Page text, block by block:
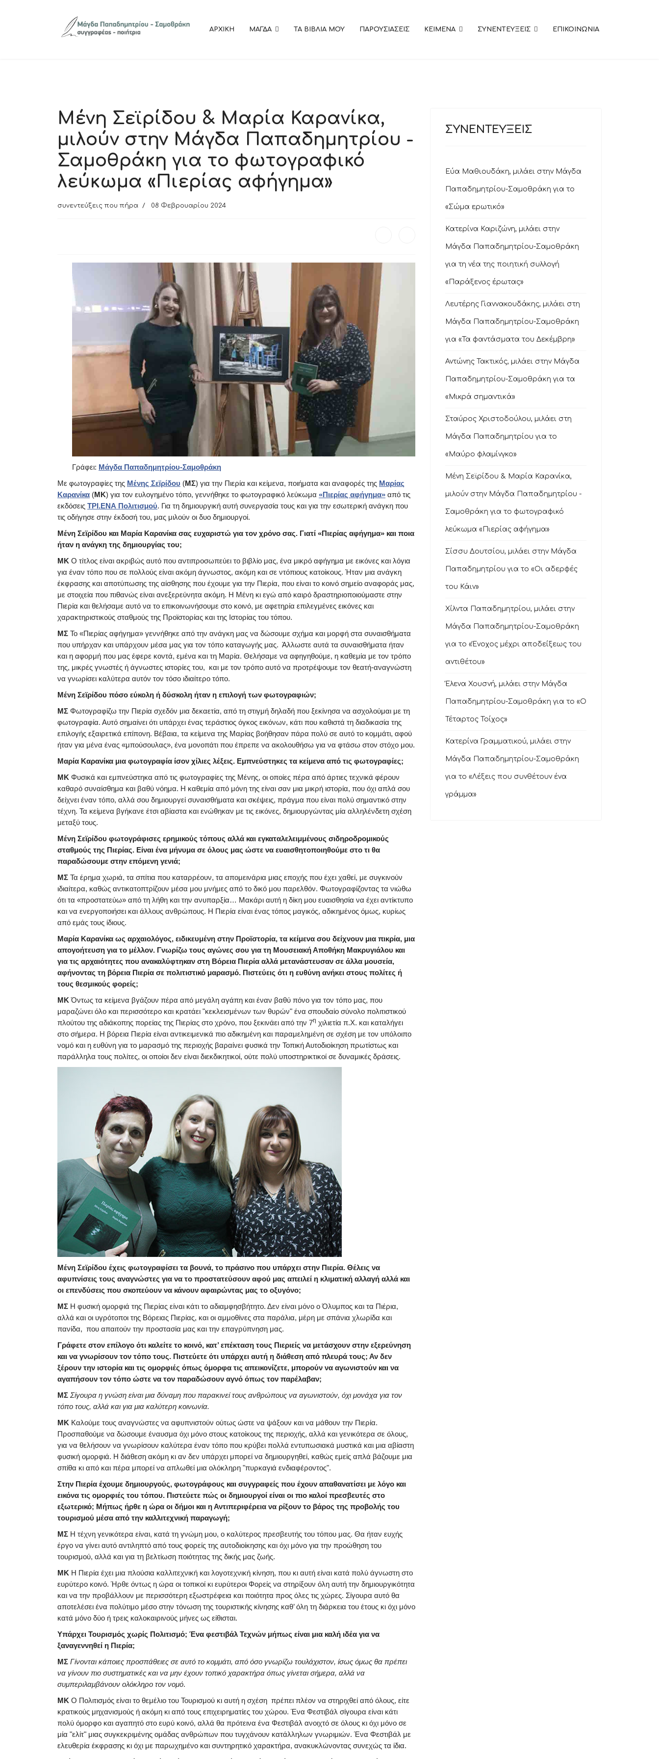
ΑΡΧΙΚΗ ΜΑΓΔΑ ΤΑ ΒΙΒΛΙΑ ΜΟΥ ΠΑΡΟΥΣΙΑΣΕΙΣ KEIMENA ΣΥΝΕΝΤΕΥΞΕΙΣ ΕΠΙΚΟΙΝΩΝΙΑ
Μένη Σεϊρίδου & Μαρία Καρανίκα,
μιλούν στην Μάγδα Παπαδημητρίου -
Σαμοθράκη για το φωτογραφικό
λεύκωμα «Πιερίας αφήγημα»
συνεντεύξεις που πήρα 08 Φεβρουαρίου 2024
Γράφει: Μάγδα Παπαδημητρίου-Σαμοθράκη
Με φωτογραφίες της Μένης Σεϊρίδου (ΜΣ) για την Πιερία και κείμενα, ποιήματα και αναφορές της Μαρίας
Καρανίκα (ΜΚ) για τον ευλογημένο τόπο, γεννήθηκε το φωτογραφικό λεύκωμα «Πιερίας αφήγημα» από τις
εκδόσεις ΤΡΙ.ΕΝΑ Πολιτισμού. Για τη δημιουργική αυτή συνεργασία τους και για την εσωτερική ανάγκη που
τις οδήγησε στην έκδοσή του, μας μιλούν οι δυο δημιουργοί.
Μένη Σεϊρίδου και Μαρία Καρανίκα σας ευχαριστώ για τον χρόνο σας. Γιατί «Πιερίας αφήγημα» και ποια
ήταν η ανάγκη της δημιουργίας του;
ΜΚ Ο τίτλος είναι ακριβώς αυτό που αντιπροσωπεύει το βιβλίο μας, ένα μικρό αφήγημα με εικόνες και λόγια
για έναν τόπο που σε πολλούς είναι ακόμη άγνωστος, ακόμη και σε ντόπιους κατοίκους. Ήταν μια ανάγκη
έκφρασης και αποτύπωσης της αίσθησης που έχουμε για την Πιερία, που είναι το κοινό σημείο αναφοράς μας,
με στοιχεία που πιθανώς είναι ανεξερεύνητα ακόμη. Η Μένη κι εγώ από καιρό δραστηριοποιούμαστε στην
Πιερία και θελήσαμε αυτό να το επικοινωνήσουμε στο κοινό, με αφετηρία επιλεγμένες εικόνες και
χαρακτηριστικούς σταθμούς της Προϊστορίας και της Ιστορίας του τόπου.
ΜΣ Το «Πιερίας αφήγημα» γεννήθηκε από την ανάγκη μας να δώσουμε σχήμα και μορφή στα συναισθήματα
που υπήρχαν και υπάρχουν μέσα μας για τον τόπο καταγωγής μας. Άλλωστε αυτά τα συναισθήματα ήταν
και η αφορμή που μας έφερε κοντά, εμένα και τη Μαρία. Θελήσαμε να αφηγηθούμε, η καθεμία με τον τρόπο
της, μικρές γνωστές ή άγνωστες ιστορίες του, και με τον τρόπο αυτό να προτρέψουμε τον θεατή-αναγνώστη
να γνωρίσει καλύτερα αυτόν τον τόσο ιδιαίτερο τόπο.
Μένη Σεϊρίδου πόσο εύκολη ή δύσκολη ήταν η επιλογή των φωτογραφιών;
ΜΣ Φωτογραφίζω την Πιερία σχεδόν μια δεκαετία, από τη στιγμή δηλαδή που ξεκίνησα να ασχολούμαι με τη
φωτογραφία. Αυτό σημαίνει ότι υπάρχει ένας τεράστιος όγκος εικόνων, κάτι που καθιστά τη διαδικασία της
επιλογής εξαιρετικά επίπονη. Βέβαια, τα κείμενα της Μαρίας βοήθησαν πάρα πολύ σε αυτό το κομμάτι, αφού
ήταν για μένα ένας «μπούσουλας», ένα μονοπάτι που έπρεπε να ακολουθήσω για να φτάσω στον στόχο μου.
Μαρία Καρανίκα μια φωτογραφία ίσον χίλιες λέξεις. Εμπνεύστηκες τα κείμενα από τις φωτογραφίες;
ΜΚ Φυσικά και εμπνεύστηκα από τις φωτογραφίες της Μένης, οι οποίες πέρα από άρτιες τεχνικά φέρουν
καθαρό συναίσθημα και βαθύ νόημα. Η καθεμία από μόνη της είναι σαν μια μικρή ιστορία, που όχι απλά σου
δείχνει έναν τόπο, αλλά σου δημιουργεί συναισθήματα και σκέψεις, πράγμα που είναι πολύ σημαντικό στην
τέχνη. Τα κείμενα βγήκανε έτσι αβίαστα και ενώθηκαν με τις εικόνες, δημιουργώντας μία αλληλένδετη σχέση
μεταξύ τους.
Μένη Σεϊρίδου φωτογράφισες ερημικούς τόπους αλλά και εγκαταλελειμμένους σιδηροδρομικούς
σταθμούς της Πιερίας. Είναι ένα μήνυμα σε όλους μας ώστε να ευαισθητοποιηθούμε στο τι θα
παραδώσουμε στην επόμενη γενιά;
ΜΣ Τα έρημα χωριά, τα σπίτια που καταρρέουν, τα απομεινάρια μιας εποχής που έχει χαθεί, με συγκινούν
ιδιαίτερα, καθώς αντικατοπτρίζουν μέσα μου μνήμες από το δικό μου παρελθόν. Φωτογραφίζοντας τα νιώθω
ότι τα «προστατεύω» από τη λήθη και την ανυπαρξία… Μακάρι αυτή η δίκη μου ευαισθησία να έχει αντίκτυπο
και να ενεργοποιήσει και άλλους ανθρώπους. Η Πιερία είναι ένας τόπος μαγικός, αδικημένος όμως, κυρίως
από εμάς τους ίδιους.
Μαρία Καρανίκα ως αρχαιολόγος, ειδικευμένη στην Προϊστορία, τα κείμενα σου δείχνουν μια πικρία, μια
απογοήτευση για το μέλλον. Γνωρίζω τους αγώνες σου για τη Μουσειακή Αποθήκη Μακρυγιάλου και
για τις αρχαιότητες που ανακαλύφτηκαν στη Βόρεια Πιερία αλλά μετανάστευσαν σε άλλα μουσεία,
αφήνοντας τη βόρεια Πιερία σε πολιτιστικό μαρασμό. Πιστεύεις ότι η ευθύνη ανήκει στους πολίτες ή
τους θεσμικούς φορείς;
ΜΚ Όντως τα κείμενα βγάζουν πέρα από μεγάλη αγάπη και έναν βαθύ πόνο για τον τόπο μας, που
μαραζώνει όλο και περισσότερο και κρατάει "κεκλεισμένων των θυρών" ένα σπουδαίο σύνολο πολιτιστικού
πλούτου της αδιάκοπης πορείας της Πιερίας στο χρόνο, που ξεκινάει από την 7η χιλιετία π.Χ. και καταλήγει
στο σήμερα. Η βόρεια Πιερία είναι αντικειμενικά πιο αδικημένη και παραμελημένη σε σχέση με τον υπόλοιπο
νομό και η ευθύνη για το μαρασμό της περιοχής βαραίνει φυσικά την Τοπική Αυτοδιοίκηση πρωτίστως και
παράλληλα τους πολίτες, οι οποίοι δεν είναι διεκδικητικοί, ούτε πολύ υποστηρικτικοί σε δυναμικές δράσεις.
Μένη Σεϊρίδου έχεις φωτογραφίσει τα βουνά, το πράσινο που υπάρχει στην Πιερία. Θέλεις να
αφυπνίσεις τους αναγνώστες για να το προστατεύσουν αφού μας απειλεί η κλιματική αλλαγή αλλά και
οι επενδύσεις που σκοπεύουν να κάνουν αφαιρώντας μας το οξυγόνο;
ΜΣ Η φυσική ομορφιά της Πιερίας είναι κάτι το αδιαμφησβήτητο. Δεν είναι μόνο ο Όλυμπος και τα Πιέρια,
αλλά και οι υγρότοποι της Βόρειας Πιερίας, και οι αμμοθίνες στα παράλια, μέρη με σπάνια χλωρίδα και
πανίδα, που απαιτούν την προστασία μας και την επαγρύπνηση μας.
Γράφετε στον επίλογο ότι καλείτε το κοινό, κατ’ επέκταση τους Πιεριείς να μετάσχουν στην εξερεύνηση
και να γνωρίσουν τον τόπο τους. Πιστεύετε ότι υπάρχει αυτή η διάθεση από πλευρά τους; Αν δεν
ξέρουν την ιστορία και τις ομορφιές όπως όμορφα τις απεικονίζετε, μπορούν να αγωνιστούν και να
αγαπήσουν τον τόπο ώστε να τον παραδώσουν αγνό όπως τον παρέλαβαν;
ΜΣ Σίγουρα η γνώση είναι μια δύναμη που παρακινεί τους ανθρώπους να αγωνιστούν, όχι μονάχα για τον
τόπο τους, αλλά και για μια καλύτερη κοινωνία.
ΜΚ Καλούμε τους αναγνώστες να αφυπνιστούν ούτως ώστε να ψάξουν και να μάθουν την Πιερία.
Προσπαθούμε να δώσουμε έναυσμα όχι μόνο στους κατοίκους της περιοχής, αλλά και γενικότερα σε όλους,
για να θελήσουν να γνωρίσουν καλύτερα έναν τόπο που κρύβει πολλά εντυπωσιακά μυστικά και μια αβίαστη
φυσική ομορφιά. Η διάθεση ακόμη κι αν δεν υπάρχει μπορεί να δημιουργηθεί, καθώς εμείς απλά βάζουμε μια
σπίθα κι από και πέρα μπορεί να απλωθεί μια ολόκληρη "πυρκαγιά ενδιαφέροντος".
Στην Πιερία έχουμε δημιουργούς, φωτογράφους και συγγραφείς που έχουν απαθανατίσει με λόγο και
εικόνα τις ομορφιές του τόπου. Πιστεύετε πώς οι δημιουργοί είναι οι πιο καλοί πρεσβευτές στο
εξωτερικό; Μήπως ήρθε η ώρα οι δήμοι και η Αντιπεριφέρεια να ρίξουν το βάρος της προβολής του
τουρισμού μέσα από την καλλιτεχνική παραγωγή;
ΜΣ Η τέχνη γενικότερα είναι, κατά τη γνώμη μου, ο καλύτερος πρεσβευτής του τόπου μας. Θα ήταν ευχής
έργο να γίνει αυτό αντιληπτό από τους φορείς της αυτοδιοίκησης και όχι μόνο για την προώθηση του
τουρισμού, αλλά και για τη βελτίωση ποιότητας της δικής μας ζωής.
ΜΚ Η Πιερία έχει μια πλούσια καλλιτεχνική και λογοτεχνική κίνηση, που κι αυτή είναι κατά πολύ άγνωστη στο
ευρύτερο κοινό. Ήρθε όντως η ώρα οι τοπικοί κι ευρύτεροι Φορείς να στηρίξουν όλη αυτή την δημιουργικότητα
και να την προβάλλουν με περισσότερη εξωστρέφεια και ποιότητα προς όλες τις χώρες. Σίγουρα αυτό θα
αποτελέσει ένα πολύτιμο μέσο στην τόνωση της τουριστικής κίνησης καθ’ όλη τη διάρκεια του έτους κι όχι μόνο
κατά μόνο δύο ή τρεις καλοκαιρινούς μήνες ως είθισται.
Υπάρχει Τουρισμός χωρίς Πολιτισμό; Ένα φεστιβάλ Τεχνών μήπως είναι μια καλή ιδέα για να
ξαναγεννηθεί η Πιερία;
ΜΣ Γίνονται κάποιες προσπάθειες σε αυτό το κομμάτι, από όσο γνωρίζω τουλάχιστον, ίσως όμως θα πρέπει
να γίνουν πιο συστηματικές και να μην έχουν τοπικό χαρακτήρα όπως γίνεται σήμερα, αλλά να
συμπεριλαμβάνουν ολόκληρο τον νομό.
ΜΚ Ο Πολιτισμός είναι το θεμέλιο του Τουρισμού κι αυτή η σχέση πρέπει πλέον να στηριχθεί από όλους, είτε
κρατικούς μηχανισμούς ή ακόμη κι από τους επιχειρηματίες του χώρου. Ένα Φεστιβάλ σίγουρα είναι κάτι
πολύ όμορφο και αγαπητό στο ευρύ κοινό, αλλά θα πρότεινα ένα Φεστιβάλ ανοιχτό σε όλους κι όχι μόνο σε
μία "ελίτ" μιας συγκεκριμένης ομάδας ανθρώπων που τυγχάνουν κατάλληλων γνωριμιών. Ένα Φεστιβάλ με
ελευθερία έκφρασης κι όχι με παρωχημένο και συντηρητικό χαρακτήρα, ανακυκλώνοντας συνεχώς τα ίδια.
ΣΥΝΕΝΤΕΥΞΕΙΣ
Εύα Μαθιουδάκη, μιλάει στην Μάγδα
Παπαδημητρίου-Σαμοθράκη για το
«Σώμα ερωτικό»
Κατερίνα Καριζώνη, μιλάει στην
Μάγδα Παπαδημητρίου-Σαμοθράκη
για τη νέα της ποιητική συλλογή
«Παράξενος έρωτας»
Λευτέρης Γιαννακουδάκης, μιλάει στη
Μάγδα Παπαδημητρίου-Σαμοθράκη
για «Τα φαντάσματα του Δεκέμβρη»
Αντώνης Τακτικός, μιλάει στην Μάγδα
Παπαδημητρίου-Σαμοθράκη για τα
«Μικρά σημαντικά»
Σταύρος Χριστοδούλου, μιλάει στη
Μάγδα Παπαδημητρίου για το
«Μαύρο φλαμίνγκο»
Μένη Σεϊρίδου & Μαρία Καρανίκα,
μιλούν στην Μάγδα Παπαδημητρίου -
Σαμοθράκη για το φωτογραφικό
λεύκωμα «Πιερίας αφήγημα»
Σίσσυ Δουτσίου, μιλάει στην Μάγδα
Παπαδημητρίου για το «Οι αδερφές
του Κάιν»
Χίλντα Παπαδημητρίου, μιλάει στην
Μάγδα Παπαδημητρίου-Σαμοθράκη
για το «Ένοχος μέχρι αποδείξεως του
αντιθέτου»
Έλενα Χουσνή, μιλάει στην Μάγδα
Παπαδημητρίου-Σαμοθράκη για το «Ο
Τέταρτος Τοίχος»
Κατερίνα Γραμματικού, μιλάει στην
Μάγδα Παπαδημητρίου-Σαμοθράκη
για το «Λέξεις που συνθέτουν ένα
γράμμα»